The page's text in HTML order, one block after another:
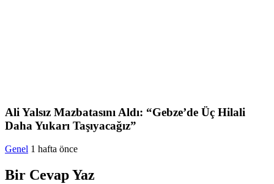
Ali Yalsız Mazbatasını Aldı: “Gebze’de Üç Hilali
Daha Yukarı Taşıyacağız”
Genel 1 hafta önce
Bir Cevap Yaz